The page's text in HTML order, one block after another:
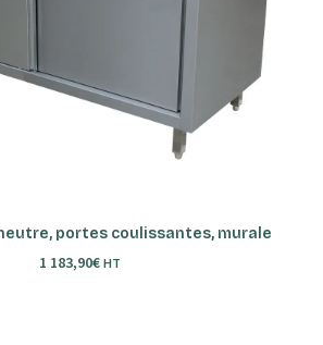
AJOUTER AU PANIER
portes coulissantes, murale
1 183,90€ HT